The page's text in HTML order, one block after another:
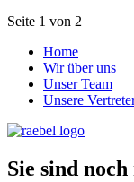
Seite 1 von 2
Home
Wir über uns
Unser Team
Unsere
Sie sind